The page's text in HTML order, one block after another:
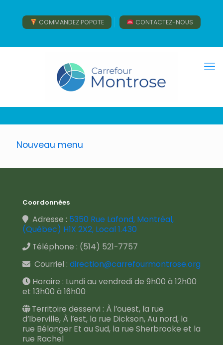
COMMANDEZ POPOTE CONTACTEZ-NOUS
Nouveau menu
Coordonnées
Adresse : 5350 Rue Lafond, Montréal,
(Québec) H1X 2X2, Local 1.430
Téléphone : (514) 521-7757
Courriel : direction@carrefourmontrose.org
Horaire : Lundi au vendredi de 9h00 à 12h00
et 13h00 à 16h00
Territoire desservi : À l’ouest, la rue
d’Iberville, À l’est, la rue Dickson, Au nord, la
rue Bélanger Et au Sud, la rue Sherbrooke et la
rue Rachel